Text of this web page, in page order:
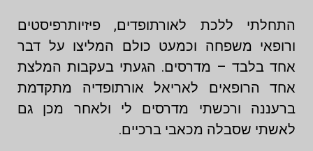
התחלתי ללכת לאורתופדים, פיזיותרפיסטים
ורופאי משפחה וכמעט כולם המליצו על דבר
אחד בלבד – מדרסים. הגעתי בעקבות המלצת
אחד הרופאים לאריאל אורתופדיה מתקדמת
ברעננה ורכשתי מדרסים לי ולאחר מכן גם
לאשתי שסבלה מכאבי ברכיים.